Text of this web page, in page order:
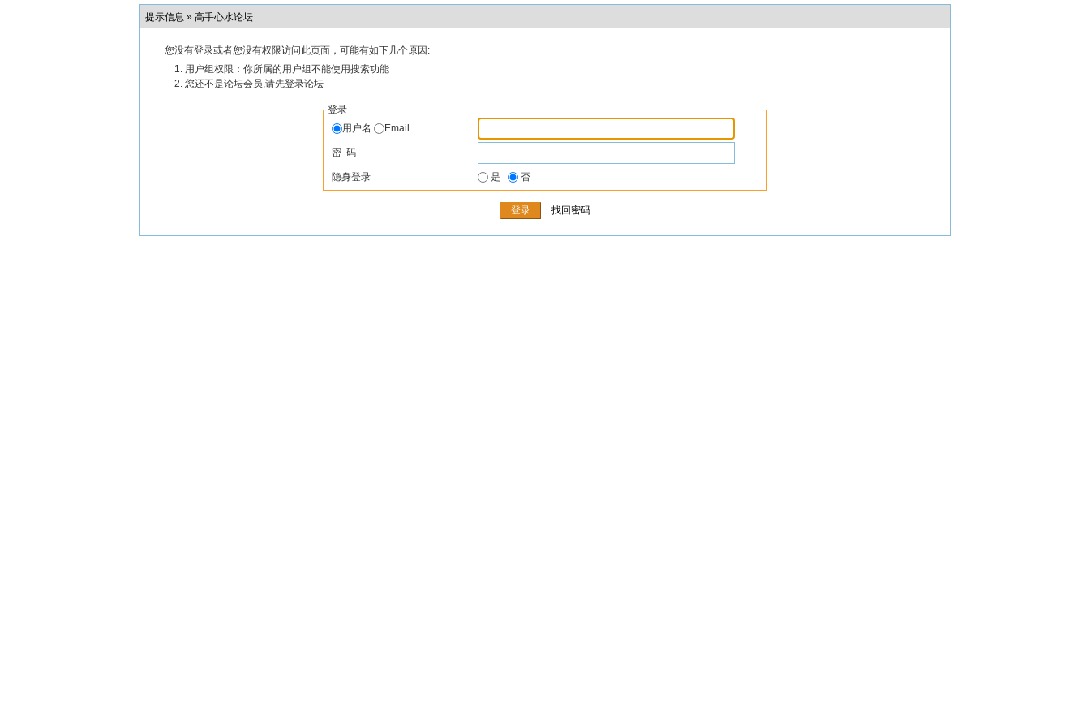
提示信息 » 高手心水论坛
您没有登录或者您没有权限访问此页面，可能有如下几个原因:
用户组权限：你所属的用户组不能使用搜索功能
您还不是论坛会员,请先登录论坛
登录
用户名
Email
密 码
隐身登录 是 否
找回密码